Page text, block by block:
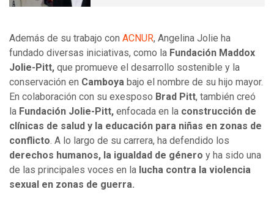
Además de su trabajo con ACNUR, Angelina Jolie ha
fundado diversas iniciativas, como la Fundación Maddox
Jolie-Pitt, que promueve el desarrollo sostenible y la
conservación en Camboya bajo el nombre de su hijo mayor.
En colaboración con su exesposo Brad Pitt, también creó
la Fundación Jolie-Pitt, enfocada en la construcción de
clínicas de salud y la educación para niñas en zonas de
conflicto. A lo largo de su carrera, ha defendido los
derechos humanos, la igualdad de género y ha sido una
de las principales voces en la lucha contra la violencia
sexual en zonas de guerra.